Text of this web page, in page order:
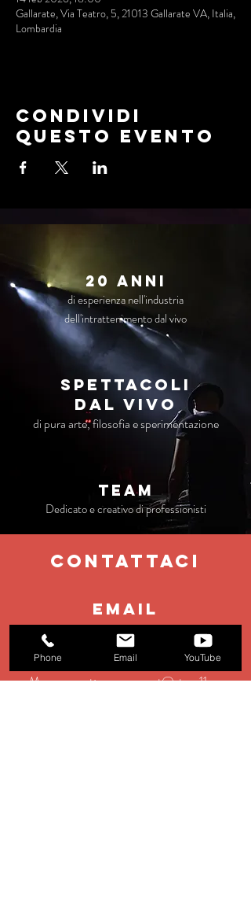
Gallarate, Via Teatro, 5, 21013 Gallarate VA, Italia,
Lombardia
Condividi
questo evento
20 anni
di esperienza nell'industria
dell'intrattenimento dal vivo
Spettacoli
dal vivo
di pura arte, filosofia e sperimentazione
TEAM
Dedicato e creativo di professionisti
contattaci
EMAIL
booking@stage11.eu
Management:management@stage11.eu
Phone Email YouTube